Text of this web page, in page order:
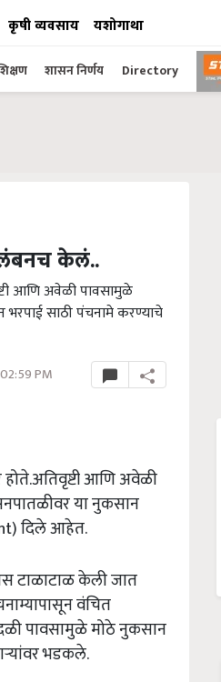
कृषी व्यवसाय यशोगाथा
शासन निर्णय Directory
केलं..
आणि अवेळी पावसामुळे
साठी पंचनामे करण्याचे
PM
आणि अवेळी
या नुकसान
दिले आहेत.
टाळाटाळ केली जात
वंचित
पावसामुळे मोठे नुकसान
भडकले.